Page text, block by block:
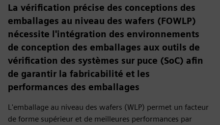
La vérification précise des conceptions des
emballages au niveau des wafers (FOWLP)
nécessite l'intégration des environnements
de conception des emballages aux outils de
vérification des systèmes sur puce (SoC) afin
de garantir la fabricabilité et les
performances des emballages
L'emballage au niveau des wafers (WLP) permet un facteur
de forme supérieur et de meilleures performances par